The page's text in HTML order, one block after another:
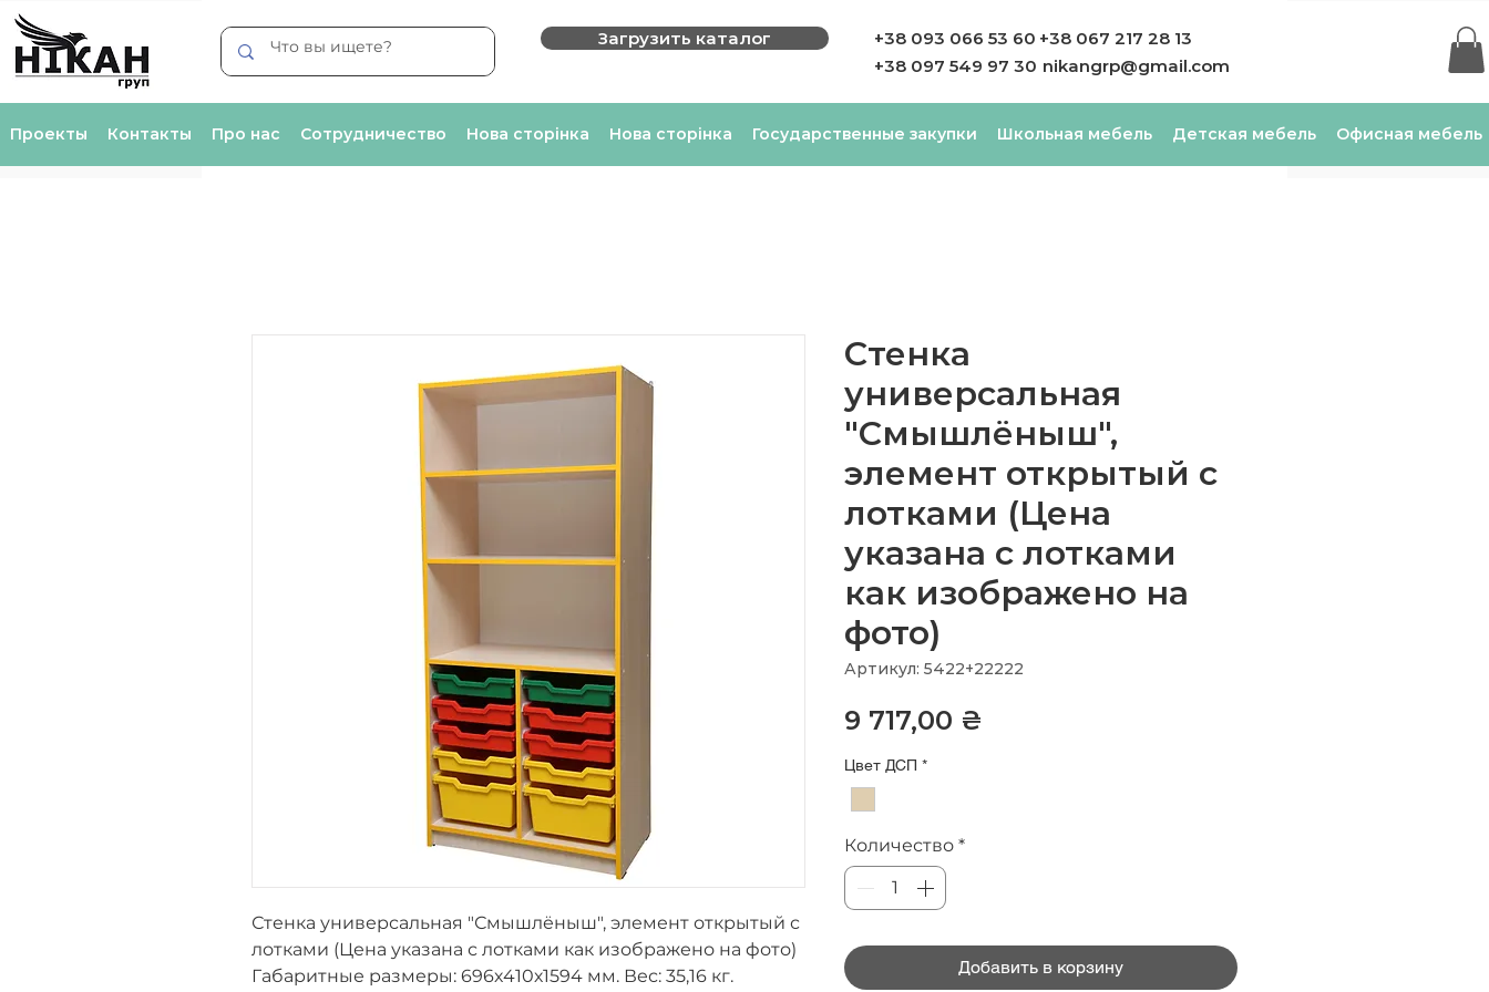
Загрузить каталог
+38 093 066 53 60
+38 097 549 97 30
+38 067 217 28 13
nikangrp@gmail.com
Проекты Контакты Про нас Сотрудничество Нова сторінка Нова сторінка Государственные закупки Школьная мебель Детская мебель Офисная мебель
Стенка универсальная "Смышлёныш", элемент открытый с
лотками (Цена указана с лотками как изображено на фото)
Габаритные размеры: 696х410х1594 мм. Вес: 35,16 кг.
Стенка
универсальная
"Смышлёныш",
элемент открытый с
лотками (Цена
указана с лотками
как изображено на
фото)
Артикул: 5422+22222
9 717,00 ₴
Цвет ДСП *
Количество *
Добавить в корзину